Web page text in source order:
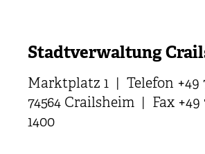
Stadtverwaltung
Marktplatz 1 | Telefon +49
74564 Crailsheim | Fax +49
1400